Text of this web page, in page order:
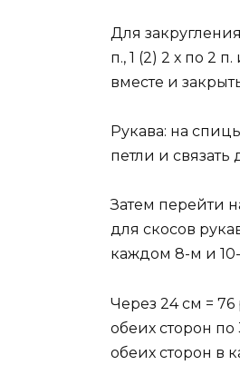
Для
п., 1 (2) 2 х по 2
вместе и
Рукава: на
петли и
Затем перейти
для скосов
каждом 8-м и
Через 24 см = 76
обеих сторон
обеих сторон в